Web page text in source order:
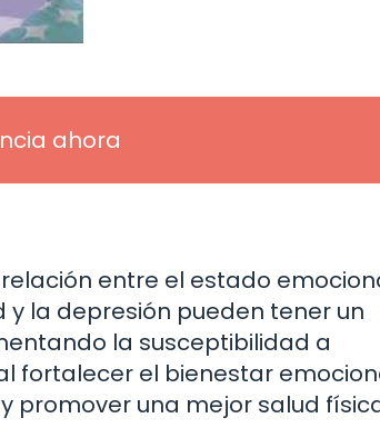
ahora
entre el estado
y la depresión pueden tener un
la susceptibilidad a
fortalecer el bienestar
promover una mejor salud